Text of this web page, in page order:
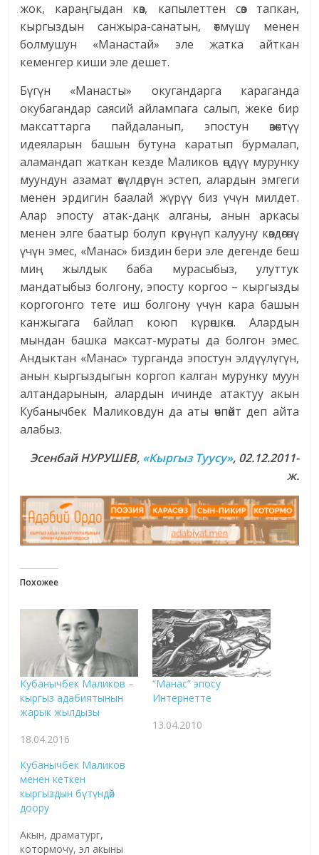
жок, караңгыдан көз, капылеттен сөз тапкан,
кыргыздын санжыра-санатын, өтмүшү менен
болмушун «Манастай» эле жатка айткан
кеменгер киши эле дешет.
Бүгүн «Манасты» окугандарга караганда
окубагандар саясий айлампага салып, жеке бир
максаттарга пайдаланып, эпостун өзөктүү
идеяларын башын бутуна каратып бурмалап,
аламандап жаткан кезде Маликов өңдүү мурунку
муундун азамат өкүлдөрүн эстеп, алардын эмгеги
менен эрдигин баалай жүрүү биз үчүн милдет.
Алар эпосту атак-даңк алганы, анын аркасы
менен элге баатыр болуп көрүнүп калууну көздөгөнү
үчүн эмес, «Манас» биздин бери эле дегенде беш
миң жылдык баба мурасыбыз, улуттук
мандатыбыз болгону, эпосту коргоо – кыргызды
коргогонго тете иш болгону үчүн кара башын
канжыгага байлап коюп күрөшкөн. Алардын
мындан башка максат-мураты да болгон эмес.
Андыктан «Манас» турганда эпостун элдүүлүгүн,
анын кыргыздыгын коргоп калган мурунку муун
алтандарынын, алардын ичинде атактуу акын
Кубанычбек Маликовдун да аты өчпөйт деп айта
алабыз.
Эсенбай НУРУШЕВ, «Кыргыз Туусу», 02.12.2011-
ж.
Похожее
Кубанычбек Маликов –
кыргыз адабиятынын
жарык жылдызы
18.04.2016
“Манас” эпосу
Интернетте
13.04.2010
Кубанычбек Маликов
менен кеткен
кыргыздын бүтүндөй
доору
Акын, драматург,
котормочу, эл акыны